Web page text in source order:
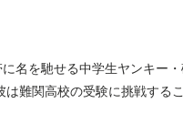
に名を馳せる中学生ヤンキー
難関高校の受験に挑戦する